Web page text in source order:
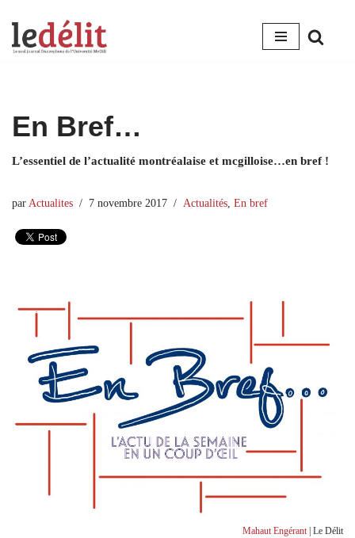
Aller
En Bref…
L’essentiel de l’actualité montréalaise et mcgilloise…en bref !
par Actualites 7 novembre 2017 Actualités En bref
Mahaut Engérant| Le Délit